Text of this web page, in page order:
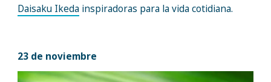
Daisaku Ikedainspiradoras para la vida cotidiana.
23 de noviembre